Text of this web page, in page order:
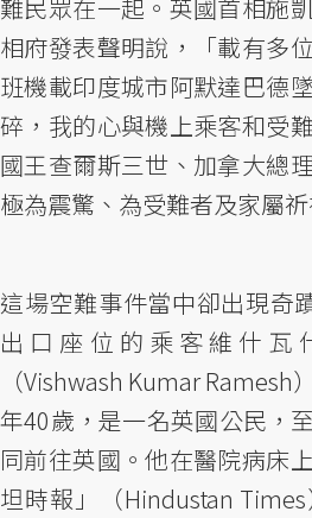
難民眾在一起。英國首相施
相府發表聲明說，「載有多
班機載印度城市阿默達巴德
碎，我的心與機上乘客和受
國王查爾斯三世、加拿大總
極為震驚、為受難者及家屬祈
這場空難事件當中卻出現奇
出口座位的乘客維什瓦
（Vishwash Kumar
年40歲，是一名英國公民，
同前往英國。他在醫院病床
坦時報」（Hindustan